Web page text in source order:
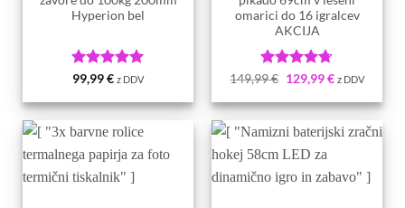
Hyperion bel
Ocenjeno5
99,99€ z DDV
omarici do 16 igralcev
AKCIJA
Ocenjeno
149,99€ 129,99€ z DDV